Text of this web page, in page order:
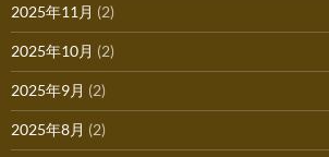
2025年11月 (2)
2025年10月 (2)
2025年9月 (2)
2025年8月 (2)